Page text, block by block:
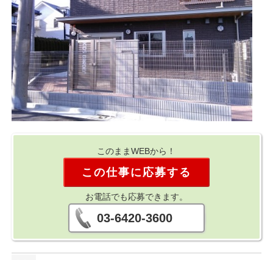
このままWEBから！
この仕事に応募する
お電話でも応募できます。
03-6420-3600